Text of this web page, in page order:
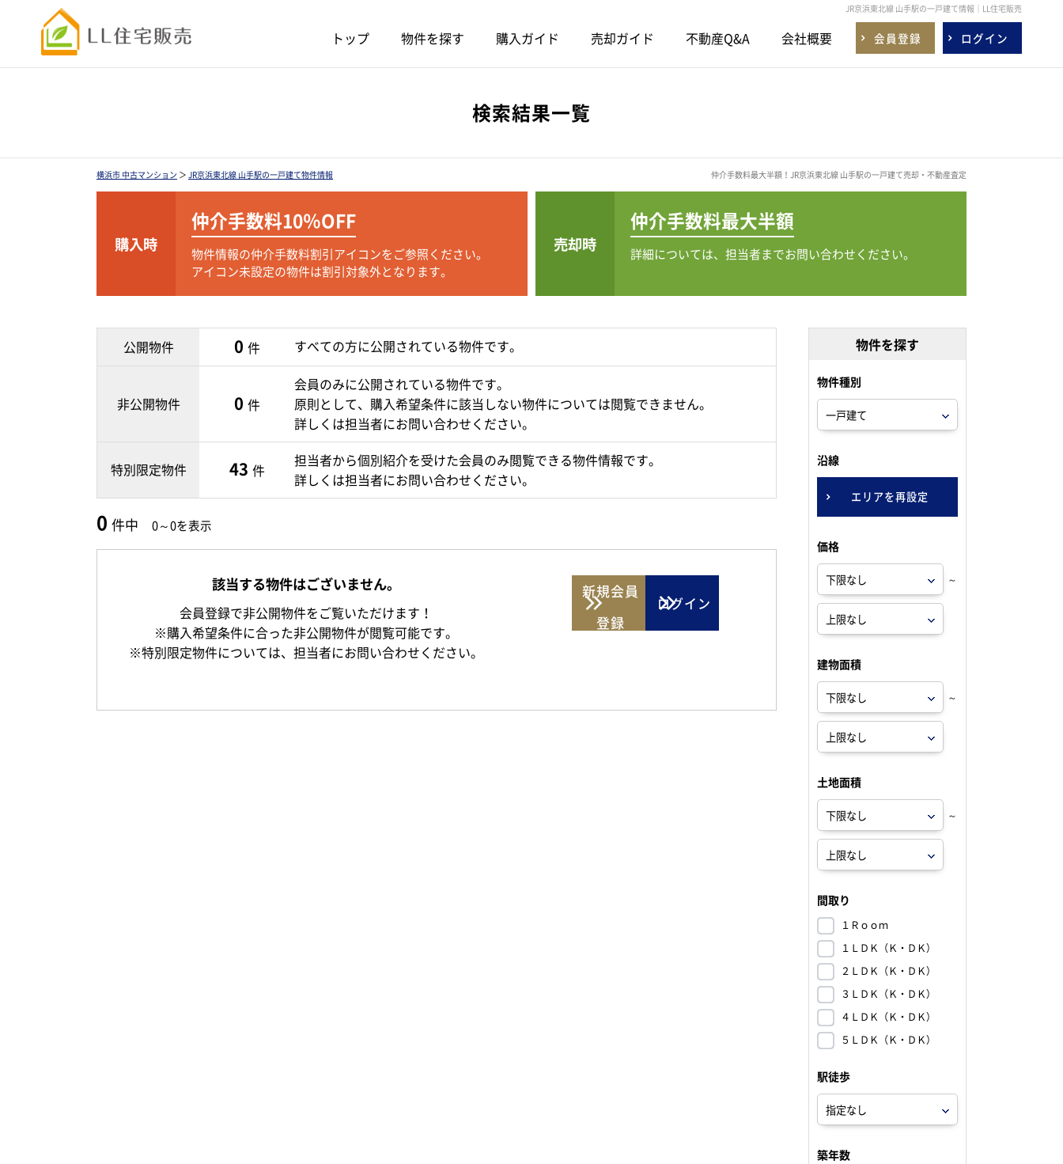
JR京浜東北線 山手駅の一戸建て情報｜LL住宅販売
トップ 物件を探す 購入ガイド 売却ガイド 不動産Q&A 会社概要 会員登録 ログイン
検索結果一覧
横浜市 中古マンション ＞ JR京浜東北線 山手駅の一戸建て物件情報 仲介手数料最大半額！JR京浜東北線 山手駅の一戸建て売却・不動産査定
購入時
仲介手数料10％OFF
物件情報の仲介手数料割引アイコンをご参照ください。
アイコン未設定の物件は割引対象外となります。
売却時
仲介手数料最大半額
詳細については、担当者までお問い合わせください。
公開物件 0 件 すべての方に公開されている物件です。
非公開物件 0 件
会員のみに公開されている物件です。
原則として、購入希望条件に該当しない物件については閲覧できません。
詳しくは担当者にお問い合わせください。
特別限定物件 43 件
担当者から個別紹介を受けた会員のみ閲覧できる物件情報です。
詳しくは担当者にお問い合わせください。
0 件中 0～0を表示
該当する物件はございません。
会員登録で非公開物件をご覧いただけます！
※購入希望条件に合った非公開物件が閲覧可能です。
※特別限定物件については、担当者にお問い合わせください。
新規会員
登録
ログイン
物件を探す
物件種別
沿線
エリアを再設定
価格
～
建物面積
～
土地面積
～
間取り
１Ｒｏｏｍ
１ＬＤＫ（Ｋ・ＤＫ）
２ＬＤＫ（Ｋ・ＤＫ）
３ＬＤＫ（Ｋ・ＤＫ）
４ＬＤＫ（Ｋ・ＤＫ）
５ＬＤＫ（Ｋ・ＤＫ）
駅徒歩
築年数